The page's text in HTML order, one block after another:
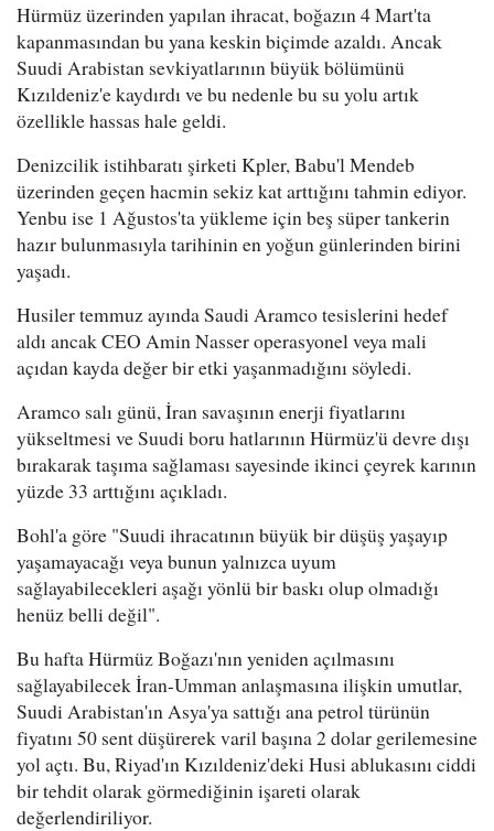
Hürmüz üzerinden yapılan ihracat, boğazın 4 Mart'ta
kapanmasından bu yana keskin biçimde azaldı. Ancak
Suudi Arabistan sevkiyatlarının büyük bölümünü
Kızıldeniz'e kaydırdı ve bu nedenle bu su yolu artık
özellikle hassas hale geldi.
Denizcilik istihbaratı şirketi Kpler, Babu'l Mendeb
üzerinden geçen hacmin sekiz kat arttığını tahmin ediyor.
Yenbu ise 1 Ağustos'ta yükleme için beş süper tankerin
hazır bulunmasıyla tarihinin en yoğun günlerinden birini
yaşadı.
Husiler temmuz ayında Saudi Aramco tesislerini hedef
aldı ancak CEO Amin Nasser operasyonel veya mali
açıdan kayda değer bir etki yaşanmadığını söyledi.
Aramco salı günü, İran savaşının enerji fiyatlarını
yükseltmesi ve Suudi boru hatlarının Hürmüz'ü devre dışı
bırakarak taşıma sağlaması sayesinde ikinci çeyrek karının
yüzde 33 arttığını açıkladı.
Bohl'a göre "Suudi ihracatının büyük bir düşüş yaşayıp
yaşamayacağı veya bunun yalnızca uyum
sağlayabilecekleri aşağı yönlü bir baskı olup olmadığı
henüz belli değil".
Bu hafta Hürmüz Boğazı'nın yeniden açılmasını
sağlayabilecek İran-Umman anlaşmasına ilişkin umutlar,
Suudi Arabistan'ın Asya'ya sattığı ana petrol türünün
fiyatını 50 sent düşürerek varil başına 2 dolar gerilemesine
yol açtı. Bu, Riyad'ın Kızıldeniz'deki Husi ablukasını ciddi
bir tehdit olarak görmediğinin işareti olarak
değerlendiriliyor.